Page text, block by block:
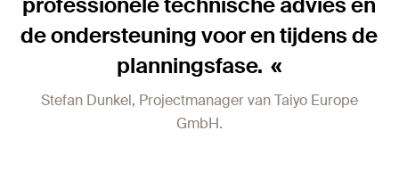
de ondersteuning voor en tijdens de
planningsfase.
Stefan Dunkel, Projectmanager van Taiyo Europe
GmbH.